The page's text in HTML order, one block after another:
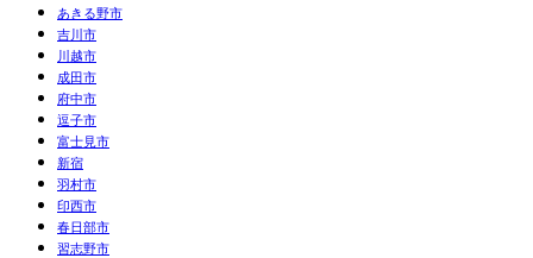
あきる野市
吉川市
川越市
成田市
府中市
逗子市
富士見市
新宿
羽村市
印西市
春日部市
習志野市